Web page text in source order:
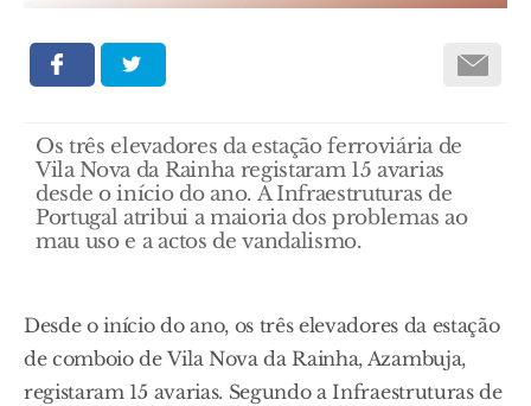
Os três elevadores da estação ferroviária de
Vila Nova da Rainha registaram 15 avarias
desde o início do ano. A Infraestruturas de
Portugal atribui a maioria dos problemas ao
mau uso e a actos de vandalismo.
Desde o início do ano, os três elevadores da estação
de comboio de Vila Nova da Rainha, Azambuja,
registaram 15 avarias. Segundo a Infraestruturas de